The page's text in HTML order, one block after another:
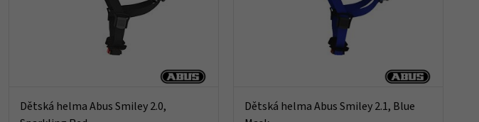
Dětská helma Abus Smiley 2.0,
Dětská helma Abus Smiley 2.1, Blue